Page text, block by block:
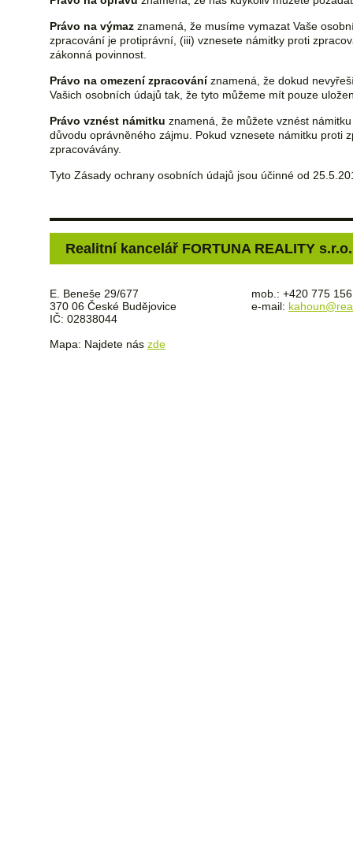
Právo na výmaz znamená, že musíme vymazat Vaše
zpracování je protiprávní, (iii) vznesete námitky proti
zákonná povinnost.
Právo na omezení zpracováníznamená, že dokud
Vašich osobních údajů tak, že tyto můžeme mít pouze
Právo vznést námitku znamená, že můžete vznést
důvodu oprávněného zájmu. Pokud vznesete námitku proti
zpracovávány.
Tyto Zásady ochrany osobních údajů jsou účinné od
Realitní kancelář FORTUNA REALITY s.r.o.
E. Beneše 29/677
370 06 České Budějovice
IČ: 02838044
Mapa: Najdete nás zde
mob.: +420 775
e-mail: